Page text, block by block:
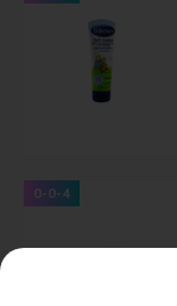
0-0-4